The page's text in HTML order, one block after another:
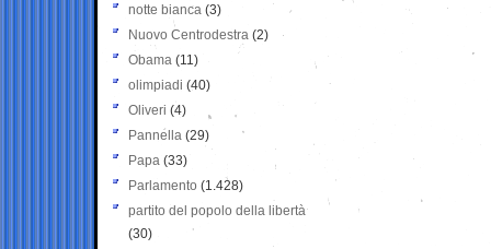
notte bianca (3)
Nuovo Centrodestra (2)
Obama (11)
olimpiadi (40)
Oliveri (4)
Pannella (29)
Papa (33)
Parlamento (1.428)
partito del popolo della libertà
(30)